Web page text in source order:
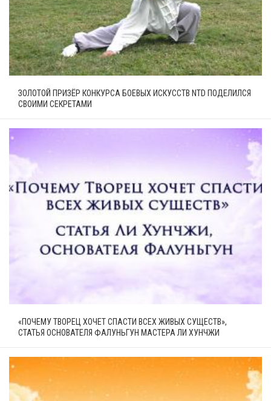
ЗОЛОТОЙ ПРИЗЁР КОНКУРСА БОЕВЫХ ИСКУССТВ NTD ПОДЕЛИЛСЯ
СВОИМИ СЕКРЕТАМИ
«ПОЧЕМУ ТВОРЕЦ ХОЧЕТ СПАСТИ ВСЕХ ЖИВЫХ СУЩЕСТВ»,
СТАТЬЯ ОСНОВАТЕЛЯ ФАЛУНЬГУН МАСТЕРА ЛИ ХУНЧЖИ